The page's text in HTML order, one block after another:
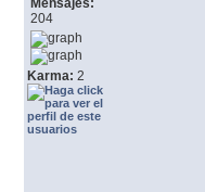
Mensajes:
204
Karma: 2